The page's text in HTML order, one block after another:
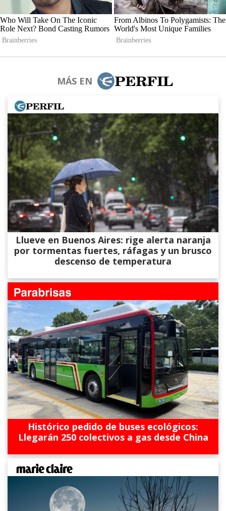
MÁS EN
Llueve en Buenos Aires: rige alerta naranja
por tormentas fuertes, ráfagas y un brusco
descenso de temperatura
Histórico pedido de buses ecológicos:
Llegarán 250 colectivos a gas desde China